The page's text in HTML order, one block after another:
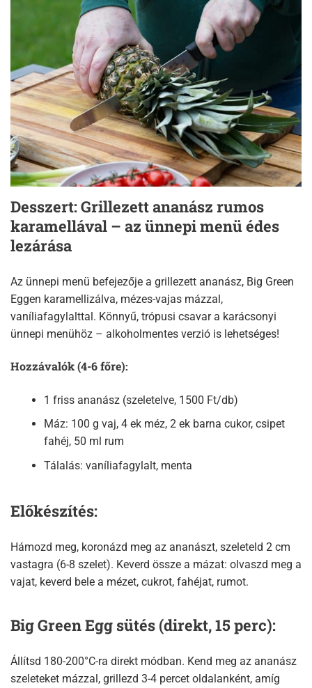
Desszert: Grillezett ananász rumos
karamellával – az ünnepi menü édes
lezárása
Az ünnepi menü befejezője a grillezett ananász, Big Green
Eggen karamellizálva, mézes-vajas mázzal,
vaníliafagylalttal. Könnyű, trópusi csavar a karácsonyi
ünnepi menühöz – alkoholmentes verzió is lehetséges!
Hozzávalók (4-6 főre):
1 friss ananász (szeletelve, 1500 Ft/db)
Máz: 100 g vaj, 4 ek méz, 2 ek barna cukor, csipet
fahéj, 50 ml rum
Tálalás: vaníliafagylalt, menta
Előkészítés:
Hámozd meg, koronázd meg az ananászt, szeleteld 2 cm
vastagra (6-8 szelet). Keverd össze a mázat: olvaszd meg a
vajat, keverd bele a mézet, cukrot, fahéjat, rumot.​
Big Green Egg sütés (direkt, 15 perc):
Állítsd 180-200°C-ra direkt módban. Kend meg az ananász
szeleteket mázzal, grillezd 3-4 percet oldalanként, amíg